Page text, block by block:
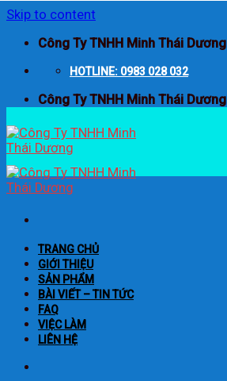
Skip to content
Công Ty TNHH Minh Thái Dương
HOTLINE: 0983 028 032
Công Ty TNHH Minh Thái Dương
TRANG CHỦ
GIỚI THIỆU
SẢN PHẨM
BÀI VIẾT – TIN TỨC
FAQ
VIỆC LÀM
LIÊN HỆ